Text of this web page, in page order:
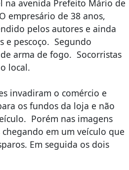
na avenida Prefeito Mário de
empresário de 38 anos,
pelos autores e ainda
e pescoço. Segundo
arma de fogo. Socorristas
local.
invadiram o comércio e
os fundos da loja e não
Porém nas imagens
em um veículo que
Em seguida os dois